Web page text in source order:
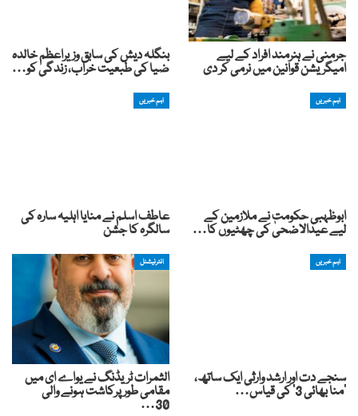
جرمنی نے ہنرمند افراد کے لیے
امیگریشن قوانین میں نرمی کر دی
بنگلہ دیش کی سابق وزیراعظم خالدہ
ضیا کی طبعیت خراب، زندگی کو…
اہم خبریں
ابوظہبی حکومت نے ملازمین کے
لیے عیدالاضحیٰ کی چھٹیوں کا…
اہم خبریں
عاطف اسلم نے منایا اہلیہ سارہ کی
سالگرہ کا جشن
اہم خبریں
سنجے دت اور ارشد وارثی ایک ساتھ،
’منا بھائی 3‘ کی قیاس…
انٹرنیشنل
الثمرات ٹریڈنگ نے یواے ای میں
مقامی طور پرکاشت ہونے والی
30…